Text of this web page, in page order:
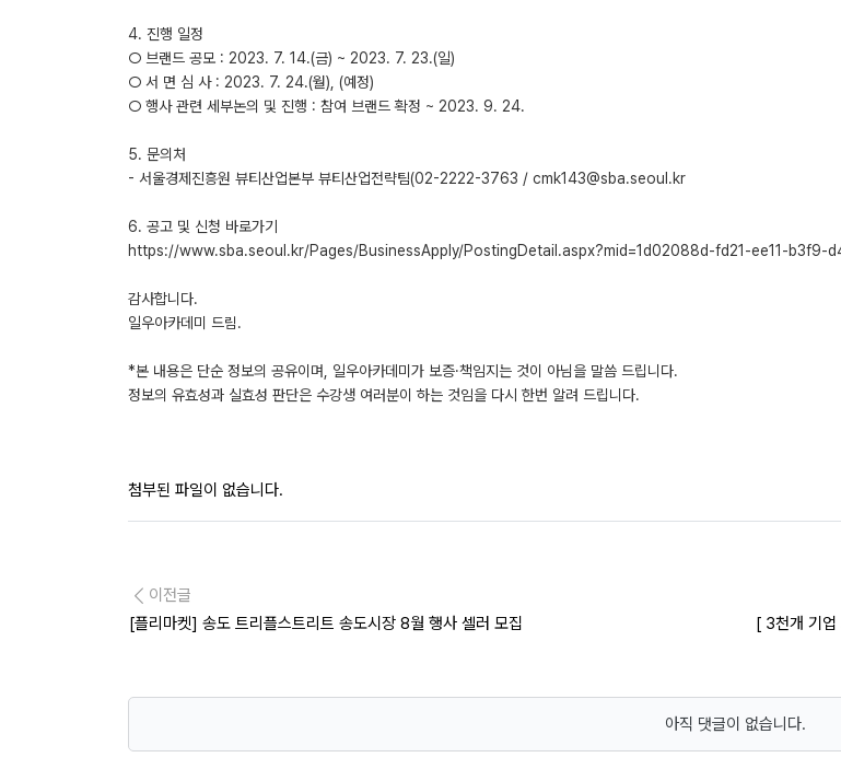
4. 진행 일정
○ 브랜드 공모 : 2023. 7. 14.(금) ~ 2023. 7. 23.(일)
○ 서 면 심 사 : 2023. 7. 24.(월), (예정)
○ 행사 관련 세부논의 및 진행 : 참여 브랜드 확정 ~ 2023. 9. 24.
5. 문의처
- 서울경제진흥원 뷰티산업본부 뷰티산업전략팀(02-2222-3763 / cmk143@sba.seoul.kr
6. 공고 및 신청 바로가기
https://www.sba.seoul.kr/Pages/BusinessApply/PostingDetail.aspx?mid=1d02088d-fd21-ee11-b3f9-
감사합니다.
일우아카데미 드림.
*본 내용은 단순 정보의 공유이며, 일우아카데미가 보증·책임지는 것이 아님을 말씀 드립니다.
정보의 유효성과 실효성 판단은 수강생 여러분이 하는 것임을 다시 한번 알려 드립니다.
첨부된 파일이 없습니다.
이전글
[플리마켓] 송도 트리플스트리트 송도시장 8월 행사 셀러 모집
[ 3천개 기업
아직 댓글이 없습니다.